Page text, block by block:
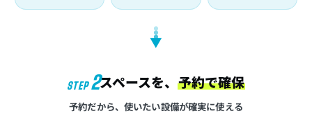
▼
STEP 2スペースを、 予約で確保
予約だから、使いたい設備が確実に使える